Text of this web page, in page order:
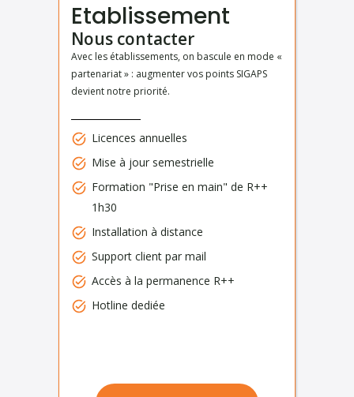
Etablissement
Nous contacter
Avec les établissements, on bascule en mode «
partenariat » : augmenter vos points SIGAPS
devient notre priorité.
Licences annuelles
Mise à jour semestrielle
Formation "Prise en main" de R++
1h30
Installation à distance
Support client par mail
Accès à la permanence R++
Hotline dediée